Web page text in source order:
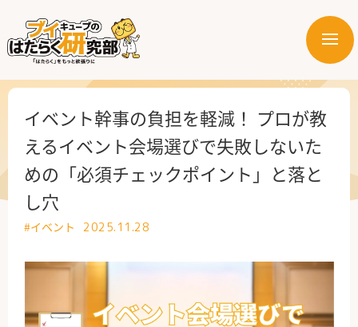
メ
ー
はたらく部署
はたらく課題
はたらく製品・サービス
イベント幹事の負担を軽減！ プロが教
えるイベント会場選びで失敗しないた
めの「必須チェックポイント」と落と
し穴
#イベント 2025.11.28